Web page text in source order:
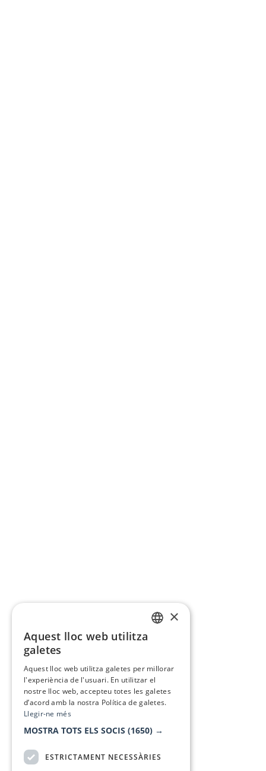
×
Aquest lloc web utilitza
galetes
Aquest lloc web utilitza galetes per millorar
l'experiència de l'usuari. En utilitzar el
nostre lloc web, accepteu totes les galetes
d’acord amb la nostra Política de galetes.
Llegir-ne més
MOSTRA TOTS ELS SOCIS (1650) →
ESTRICTAMENT NECESSÀRIES